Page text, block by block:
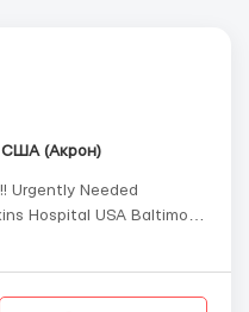
США (Акрон)